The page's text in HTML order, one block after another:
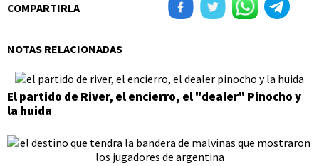
COMPARTIRLA
NOTAS RELACIONADAS
El partido de River, el encierro, el "dealer" Pinocho y
la huida